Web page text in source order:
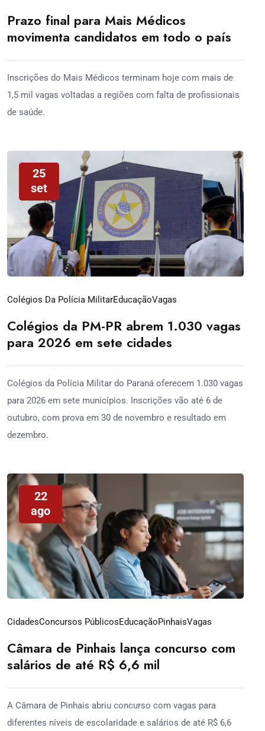
Prazo final para Mais Médicos
movimenta candidatos em todo o país
Inscrições do Mais Médicos terminam hoje com mais de
1,5 mil vagas voltadas a regiões com falta de profissionais
de saúde.
25
set
Colégios Da Polícia MilitarEducaçãoVagas
Colégios da PM-PR abrem 1.030 vagas
para 2026 em sete cidades
Colégios da Polícia Militar do Paraná oferecem 1.030 vagas
para 2026 em sete municípios. Inscrições vão até 6 de
outubro, com prova em 30 de novembro e resultado em
dezembro.
22
ago
CidadesConcursos PúblicosEducaçãoPinhaisVagas
Câmara de Pinhais lança concurso com
salários de até R$ 6,6 mil
A Câmara de Pinhais abriu concurso com vagas para
diferentes níveis de escolaridade e salários de até R$ 6,6